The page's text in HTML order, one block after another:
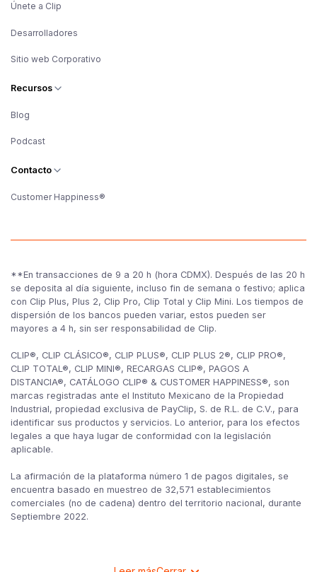
Únete a Clip
Desarrolladores
Sitio web Corporativo
Recursos
Blog
Podcast
Contacto
Customer Happiness®
**En transacciones de 9 a 20 h (hora CDMX). Después de las 20 h
se deposita al día siguiente, incluso fin de semana o festivo; aplica
con Clip Plus, Plus 2, Clip Pro, Clip Total y Clip Mini. Los tiempos de
dispersión de los bancos pueden variar, estos pueden ser
mayores a 4 h, sin ser responsabilidad de Clip.
CLIP®, CLIP CLÁSICO®, CLIP PLUS®, CLIP PLUS 2®, CLIP PRO®,
CLIP TOTAL®, CLIP MINI®, RECARGAS CLIP®, PAGOS A
DISTANCIA®, CATÁLOGO CLIP® & CUSTOMER HAPPINESS®, son
marcas registradas ante el Instituto Mexicano de la Propiedad
Industrial, propiedad exclusiva de PayClip, S. de R.L. de C.V., para
identificar sus productos y servicios. Lo anterior, para los efectos
legales a que haya lugar de conformidad con la legislación
aplicable.
La afirmación de la plataforma número 1 de pagos digitales, se
encuentra basado en muestreo de 32,571 establecimientos
comerciales (no de cadena) dentro del territorio nacional, durante
Septiembre 2022.